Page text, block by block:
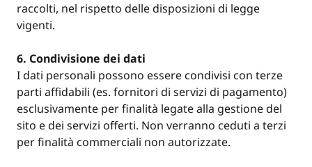
raccolti, nel rispetto delle disposizioni di legge
vigenti.
6. Condivisione dei dati
I dati personali possono essere condivisi con terze
parti affidabili (es. fornitori di servizi di pagamento)
esclusivamente per finalità legate alla gestione del
sito e dei servizi offerti. Non verranno ceduti a terzi
per finalità commerciali non autorizzate.